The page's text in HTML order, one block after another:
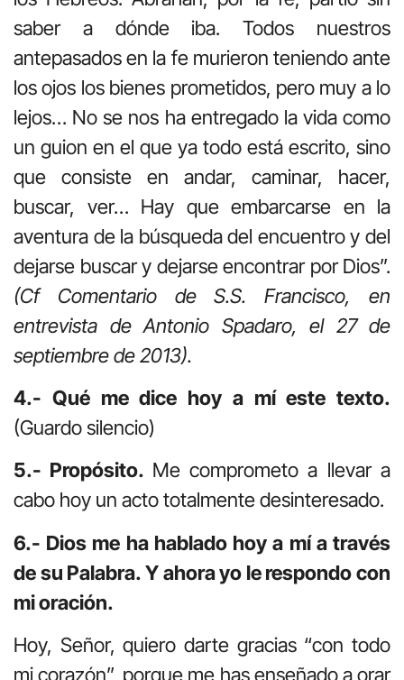
saber a dónde iba. Todos nuestros
antepasados en la fe murieron teniendo ante
los ojos los bienes prometidos, pero muy a lo
lejos… No se nos ha entregado la vida como
un guion en el que ya todo está escrito, sino
que consiste en andar, caminar, hacer,
buscar, ver… Hay que embarcarse en la
aventura de la búsqueda del encuentro y del
dejarse buscar y dejarse encontrar por Dios”.
(Cf Comentario de S.S. Francisco, en
entrevista de Antonio Spadaro, el 27 de
septiembre de 2013).
4.- Qué me dice hoy a mí este texto.
(Guardo silencio)
5.- Propósito. Me comprometo a llevar a
cabo hoy un acto totalmente desinteresado.
6.- Dios me ha hablado hoy a mí a través
de su Palabra. Y ahora yo le respondo con
mi oración.
Hoy, Señor, quiero darte gracias “con todo
mi corazón”, porque me has enseñado a orar